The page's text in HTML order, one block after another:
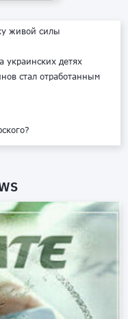
живой силы
украинских детях
стал отработанным